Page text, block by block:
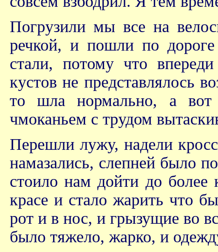
Погрузили мы все на
речкой, и пошли по
стали, потому что
кустов не представлялось
то шла нормально, а вот
чмоканьем с трудом
Перешли лужу, надели
намазались, слепней было
стоило нам дойти до более
красе и стало жарить что
рот и в нос, и грызущие во
было тяжело, жарко, и